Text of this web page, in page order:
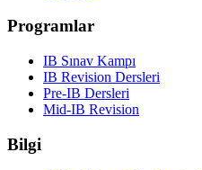
Programlar
IB Sınav Kampı
IB Revision Dersleri
Pre-IB Dersleri
Mid-IB Revision
Bilgi